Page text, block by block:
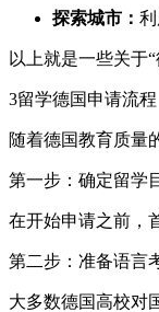
探索城市：
以上就是一些关于
3留学德国申请流程
随着德国教育质量
第一步：确定留学
在开始申请之前，
第二步：准备语言
大多数德国高校对